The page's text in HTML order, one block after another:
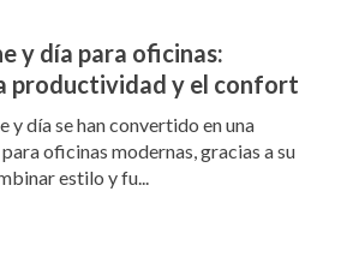
y día para oficinas:
productividad y el confort
y día se han convertido en una
oficinas modernas, gracias a su
estilo y fu...